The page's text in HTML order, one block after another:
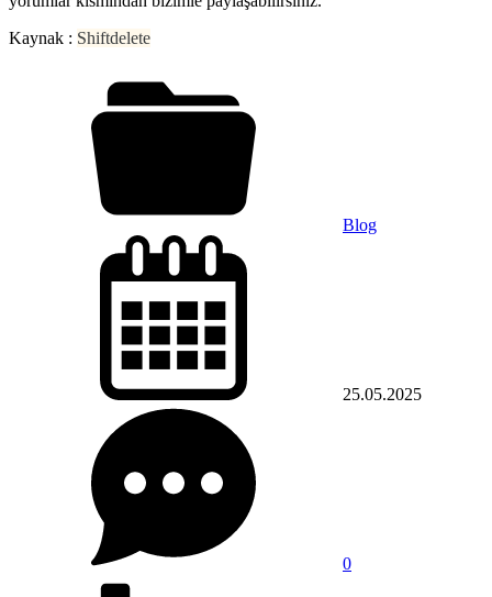
Kaynak : Shiftdelete
Blog
25.05.2025
0